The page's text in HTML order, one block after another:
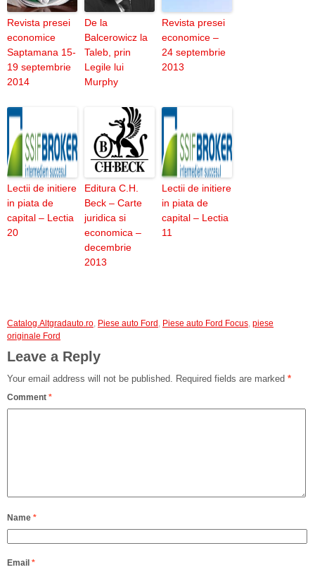
Revista presei
economice
Saptamana 15-
19 septembrie
2014
De la
Balcerowicz la
Taleb, prin
Legile lui
Murphy
Revista presei
economice –
24 septembrie
2013
Lectii de initiere
in piata de
capital – Lectia
20
Editura C.H.
Beck – Carte
juridica si
economica –
decembrie
2013
Lectii de initiere
in piata de
capital – Lectia
11
Catalog.Altgradauto.ro, Piese auto Ford , Piese auto Ford Focus, piese
originale Ford
Leave a Reply
Your email address will not be published. Required fields are marked *
Comment *
Name *
Email *